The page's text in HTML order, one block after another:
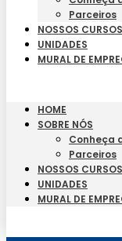
Parceiros
NOSSOS CURSOS
UNIDADES
MURAL DE
HOME
SOBRE NÓS
Conheça
Parceiros
NOSSOS CURSOS
UNIDADES
MURAL DE